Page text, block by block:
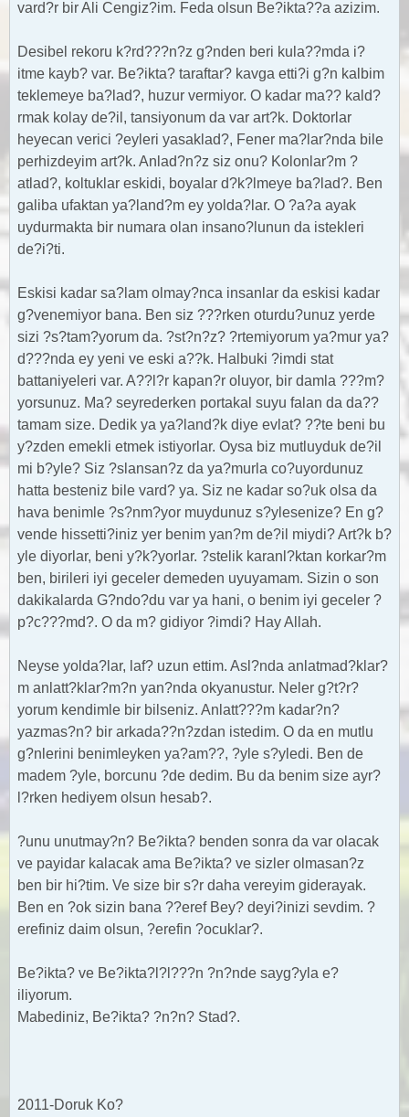
vard?r bir Ali Cengiz?im. Feda olsun Be?ikta??a azizim.
Desibel rekoru k?rd???n?z g?nden beri kula??mda i?
itme kayb? var. Be?ikta? taraftar? kavga etti?i g?n kalbim
teklemeye ba?lad?, huzur vermiyor. O kadar ma?? kald?
rmak kolay de?il, tansiyonum da var art?k. Doktorlar
heyecan verici ?eyleri yasaklad?, Fener ma?lar?nda bile
perhizdeyim art?k. Anlad?n?z siz onu? Kolonlar?m ?
atlad?, koltuklar eskidi, boyalar d?k?lmeye ba?lad?. Ben
galiba ufaktan ya?land?m ey yolda?lar. O ?a?a ayak
uydurmakta bir numara olan insano?lunun da istekleri
de?i?ti.
Eskisi kadar sa?lam olmay?nca insanlar da eskisi kadar
g?venemiyor bana. Ben siz ???rken oturdu?unuz yerde
sizi ?s?tam?yorum da. ?st?n?z? ?rtemiyorum ya?mur ya?
d???nda ey yeni ve eski a??k. Halbuki ?imdi stat
battaniyeleri var. A??l?r kapan?r oluyor, bir damla ???m?
yorsunuz. Ma? seyrederken portakal suyu falan da da??
tamam size. Dedik ya ya?land?k diye evlat? ??te beni bu
y?zden emekli etmek istiyorlar. Oysa biz mutluyduk de?il
mi b?yle? Siz ?slansan?z da ya?murla co?uyordunuz
hatta besteniz bile vard? ya. Siz ne kadar so?uk olsa da
hava benimle ?s?nm?yor muydunuz s?ylesenize? En g?
vende hissetti?iniz yer benim yan?m de?il miydi? Art?k b?
yle diyorlar, beni y?k?yorlar. ?stelik karanl?ktan korkar?m
ben, birileri iyi geceler demeden uyuyamam. Sizin o son
dakikalarda G?ndo?du var ya hani, o benim iyi geceler ?
p?c???md?. O da m? gidiyor ?imdi? Hay Allah.
Neyse yolda?lar, laf? uzun ettim. Asl?nda anlatmad?klar?
m anlatt?klar?m?n yan?nda okyanustur. Neler g?t?r?
yorum kendimle bir bilseniz. Anlatt???m kadar?n?
yazmas?n? bir arkada??n?zdan istedim. O da en mutlu
g?nlerini benimleyken ya?am??, ?yle s?yledi. Ben de
madem ?yle, borcunu ?de dedim. Bu da benim size ayr?
l?rken hediyem olsun hesab?.
?unu unutmay?n? Be?ikta? benden sonra da var olacak
ve payidar kalacak ama Be?ikta? ve sizler olmasan?z
ben bir hi?tim. Ve size bir s?r daha vereyim giderayak.
Ben en ?ok sizin bana ??eref Bey? deyi?inizi sevdim. ?
erefiniz daim olsun, ?erefin ?ocuklar?.
Be?ikta? ve Be?ikta?l?l???n ?n?nde sayg?yla e?
iliyorum.
Mabediniz, Be?ikta? ?n?n? Stad?.
2011-Doruk Ko?